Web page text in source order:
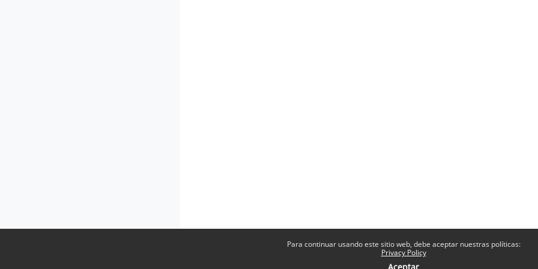
Para continuar usando este sitio web, debe aceptar nuestras políticas:
Privacy Policy